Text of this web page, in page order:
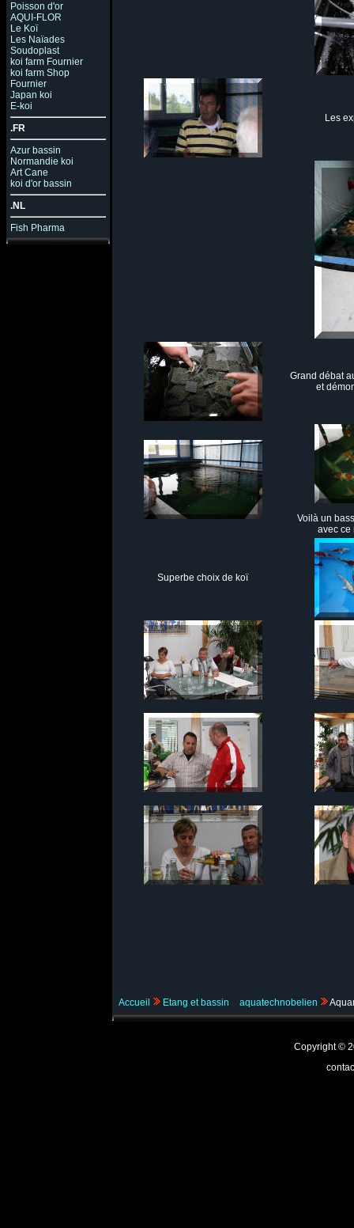
Poisson d'or
AQUI-FLOR
Le Koï
Les Naïades
Soudoplast
koi farm Fournier
koi farm Shop
Fournier
Japan koi
E-koi
.FR
Azur bassin
Normandie koi
Art Cane
koi d'or bassin
.NL
Fish Pharma
Les
Grand débat
et
Voilà un
avec ce
Superbe choix de koï
Accueil Etang et bassin aquatechnobelien
Copyright ©